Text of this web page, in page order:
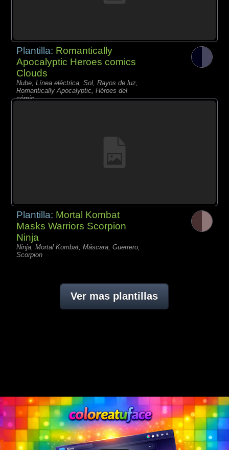
Plantilla: Romantically
Apocalyptic Heroes comics
Clouds
Nube, Línea eléctrica, Sol, Rayos de luz,
Romantically Apocalyptic, Héroes del
cómic,
Plantilla: Mortal Kombat
Masks Warriors Scorpion
Ninja
Ninja, Mortal Kombat, Máscara, Guerrero,
Scorpion
Ver mas plantillas